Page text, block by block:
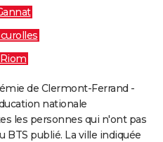
Riom
de Clermont-Ferrand -
nationale
les personnes qui n'ont pas
BTS publié. La ville indiquée